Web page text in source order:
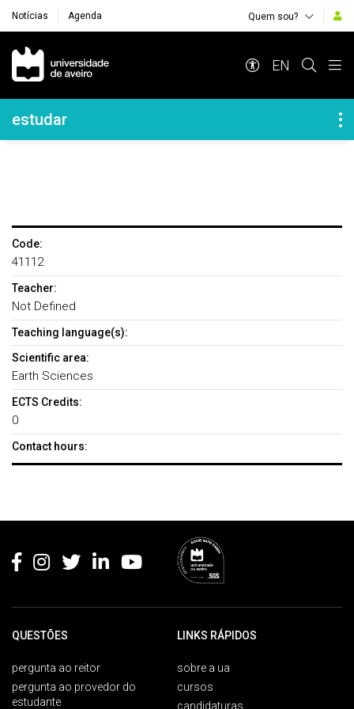
Notícias Agenda Quem sou?
Navegação Principal
EN
Navegação Lateral
estudar
Code:
41112
Teacher:
Not Defined
Teaching language(s):
Scientific area:
Earth Sciences
ECTS Credits:
0
Contact hours:
QUESTÕES
pergunta ao reitor
pergunta ao provedor do
estudante
LINKS RÁPIDOS
sobre a ua
cursos
candidaturas